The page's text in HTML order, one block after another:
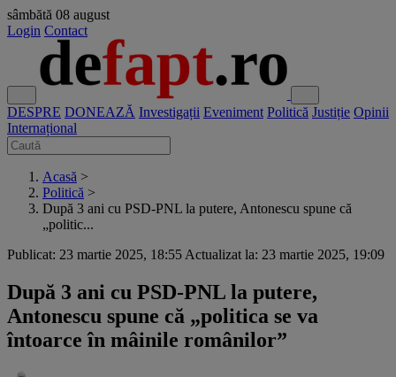
sâmbătă 08 august
Login Contact
DESPRE DONEAZĂ Investigații Eveniment Politică Justiție Opinii
Internațional
Acasă >
Politică >
După 3 ani cu PSD-PNL la putere, Antonescu spune că
„politic...
Publicat: 23 martie 2025, 18:55 Actualizat la: 23 martie 2025, 19:09
După 3 ani cu PSD-PNL la putere,
Antonescu spune că „politica se va
întoarce în mâinile românilor”